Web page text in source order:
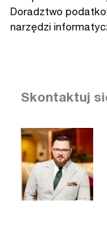
Doradztwo
narzędzi
Skontaktuj